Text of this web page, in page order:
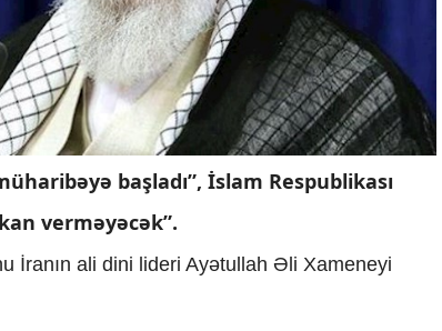
başladı”, İslam Respublikası
verməyəcək”.
İranın ali dini lideri Ayətullah Əli Xameneyi